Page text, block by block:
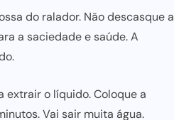
do ralador. Não descasque a
a saciedade e saúde. A
extrair o líquido. Coloque a
Vai sair muita água.